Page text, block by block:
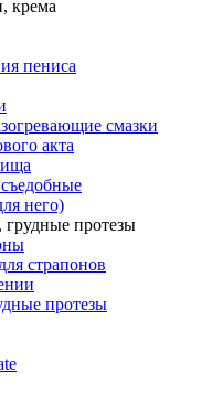
крема
пениса
смазки
акта
него)
протезы
страпонов
протезы